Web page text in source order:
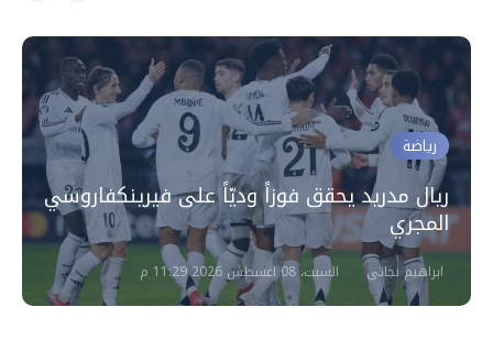
رياضة
ريال مدريد يحقق فوزاً وديّاً على فيرينكفاروسي
المجري
ابراهيم نجاتي السبت، 08 اغسطس 2026 11:29 م